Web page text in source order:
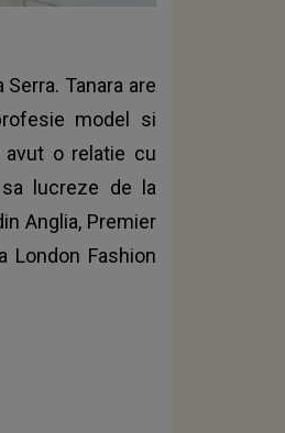
Tanara are
model si
avut o relatie cu
lucreze de la
Anglia, Premier
London Fashion